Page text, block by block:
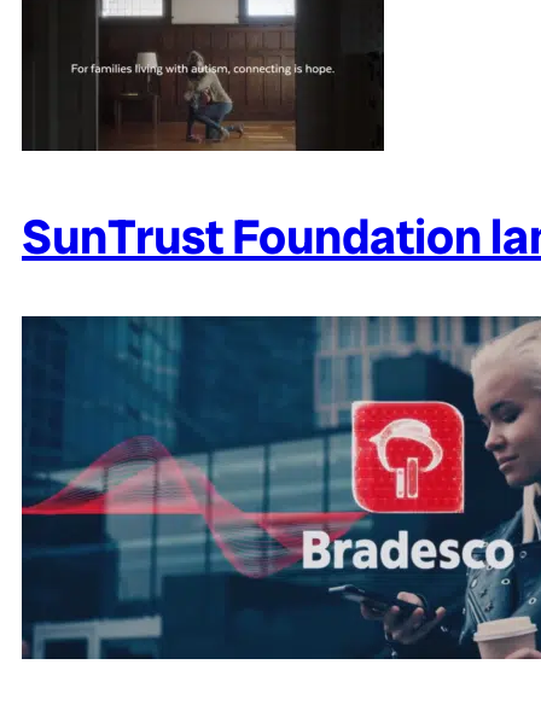
SunTrust Foundation